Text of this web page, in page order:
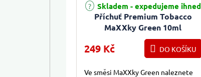
Příchuť Premium Tobacco
MaXXky Green 10ml
Skladem - expedujeme ihned
249 Kč DO KOŠÍKU
Ve směsi MaXXky Green naleznete